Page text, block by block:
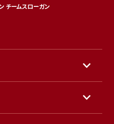
チームスローガン